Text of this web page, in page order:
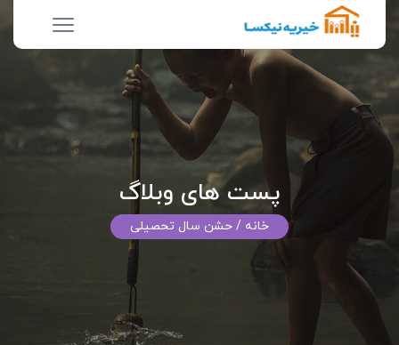
پست های وبلاگ
خانه / حشن سال تحصیلی